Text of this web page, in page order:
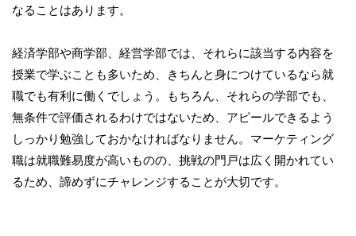
なることはあります。
経済学部や商学部、経営学部では、それらに該当する内容を
授業で学ぶことも多いため、きちんと身につけているなら就
職でも有利に働くでしょう。もちろん、それらの学部でも、
無条件で評価されるわけではないため、アピールできるよう
しっかり勉強しておかなければなりません。マーケティング
職は就職難易度が高いものの、挑戦の門戸は広く開かれてい
るため、諦めずにチャレンジすることが大切です。